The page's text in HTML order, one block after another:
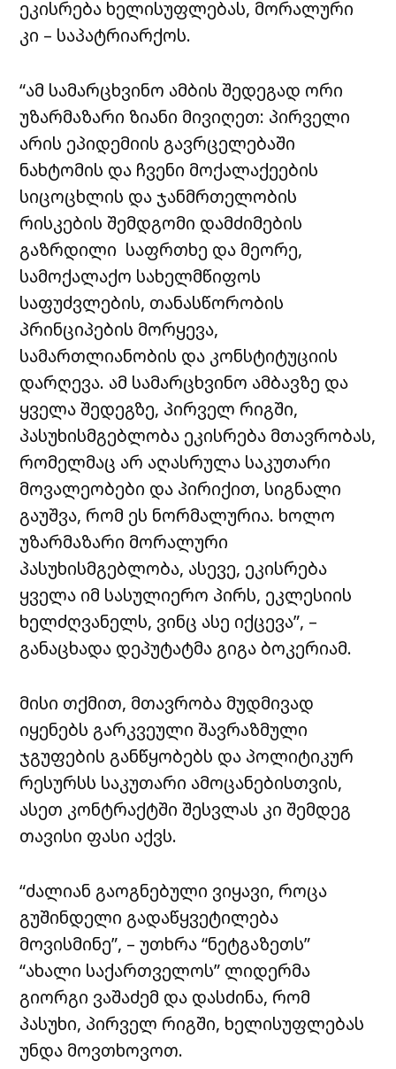
ეკისრება ხელისუფლებას, მორალური
კი – საპატრიარქოს.
“ამ სამარცხვინო ამბის შედეგად ორი
უზარმაზარი ზიანი მივიღეთ: პირველი
არის ეპიდემიის გავრცელებაში
ნახტომის და ჩვენი მოქალაქეების
სიცოცხლის და ჯანმრთელობის
რისკების შემდგომი დამძიმების
გაზრდილი საფრთხე და მეორე,
სამოქალაქო სახელმწიფოს
საფუძვლების, თანასწორობის
პრინციპების მორყევა,
სამართლიანობის და კონსტიტუციის
დარღევა. ამ სამარცხვინო ამბავზე და
ყველა შედეგზე, პირველ რიგში,
პასუხისმგებლობა ეკისრება მთავრობას,
რომელმაც არ აღასრულა საკუთარი
მოვალეობები და პირიქით, სიგნალი
გაუშვა, რომ ეს ნორმალურია. ხოლო
უზარმაზარი მორალური
პასუხისმგებლობა, ასევე, ეკისრება
ყველა იმ სასულიერო პირს, ეკლესიის
ხელძღვანელს, ვინც ასე იქცევა”, –
განაცხადა დეპუტატმა გიგა ბოკერიამ.
მისი თქმით, მთავრობა მუდმივად
იყენებს გარკვეული შავრაზმული
ჯგუფების განწყობებს და პოლიტიკურ
რესურსს საკუთარი ამოცანებისთვის,
ასეთ კონტრაქტში შესვლას კი შემდეგ
თავისი ფასი აქვს.
“ძალიან გაოგნებული ვიყავი, როცა
გუშინდელი გადაწყვეტილება
მოვისმინე”, – უთხრა “ნეტგაზეთს”
“ახალი საქართველოს” ლიდერმა
გიორგი ვაშაძემ და დასძინა, რომ
პასუხი, პირველ რიგში, ხელისუფლებას
უნდა მოვთხოვოთ.